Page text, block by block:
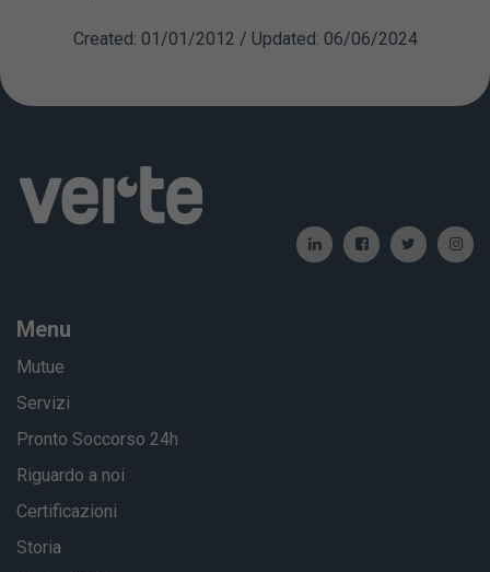
Created: 01/01/2012 / Updated: 06/06/2024
Menu
Mutue
Servizi
Pronto Soccorso 24h
Riguardo a noi
Certificazioni
Storia